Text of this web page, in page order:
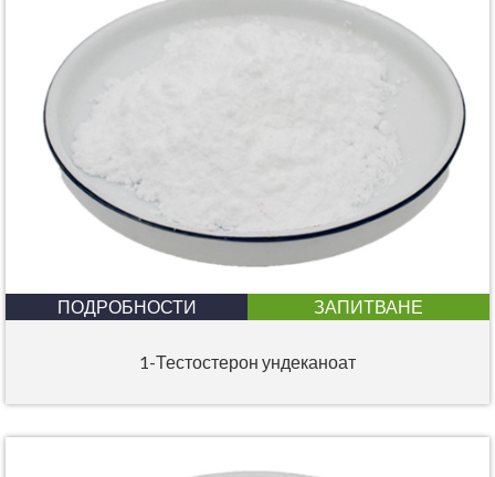
ПОДРОБНОСТИ ЗАПИТВАНЕ
1-Тестостерон ундеканоат